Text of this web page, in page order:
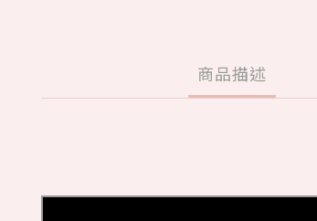
商品描述